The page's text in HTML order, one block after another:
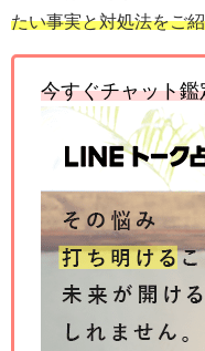
たい事実と対処法をご
今すぐチャット